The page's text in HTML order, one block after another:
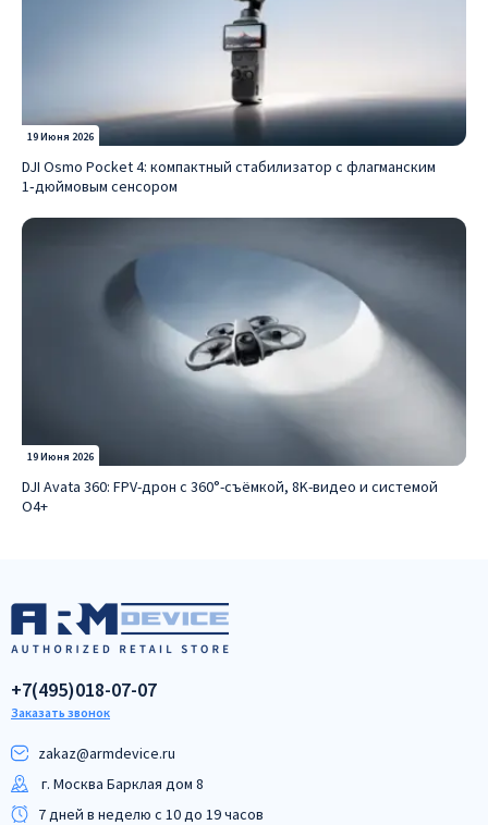
19 Июня 2026
DJI Osmo Pocket 4: компактный стабилизатор с флагманским
1‑дюймовым сенсором
19 Июня 2026
DJI Avata 360: FPV-дрон с 360°-съёмкой, 8K-видео и системой
O4+
+7(495)018-07-07
Заказать звонок
zakaz@armdeviсe.ru
г. Москва Барклая дом 8
7 дней в неделю с 10 до 19 часов